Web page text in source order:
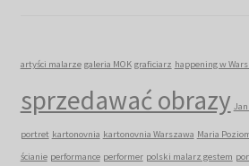
artyści malarze galeria MOK graficiarz happening w
sprzedawać obrazy
portret kartonovnia kartonovnia Warszawa Maria
ścianie performance performer polski malarz gestem